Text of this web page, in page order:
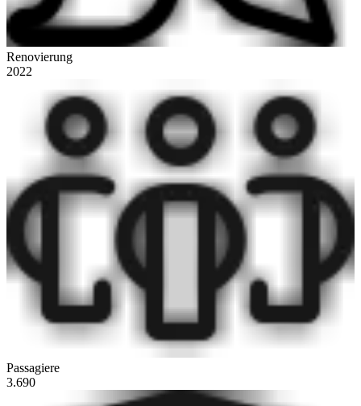
Renovierung
2022
Passagiere
3.690